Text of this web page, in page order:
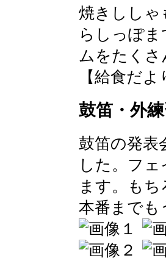
焼きししゃ
らしっぽ
ムをたく
【給食だ
鼓笛・外
鼓笛の発表
した。フ
ます。も
本番までも